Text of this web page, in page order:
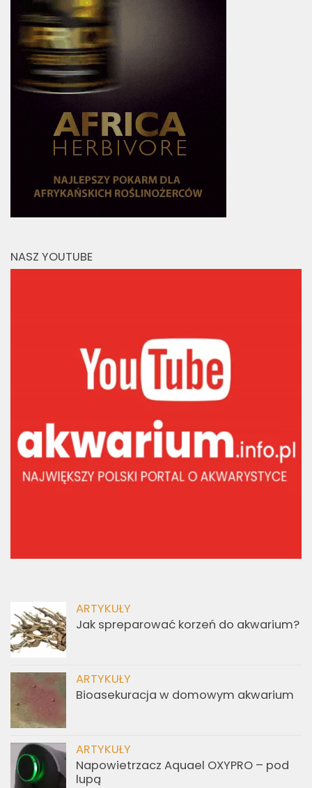
NASZ YOUTUBE
ARTYKUŁY
Jak spreparować korzeń do akwarium?
ARTYKUŁY
Bioasekuracja w domowym akwarium
ARTYKUŁY
Napowietrzacz Aquael OXYPRO – pod
lupą